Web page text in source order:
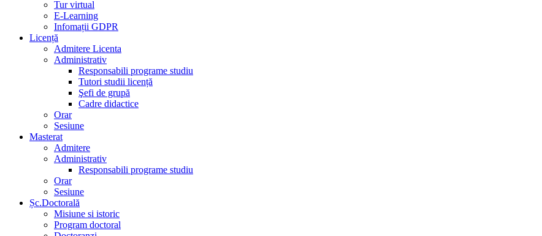
Tur virtual
E-Learning
Infomații GDPR
Licență
Admitere Licenta
Administrativ
Responsabili programe studiu
Tutori studii licență
Şefi de grupă
Cadre didactice
Orar
Sesiune
Masterat
Admitere
Administrativ
Responsabili programe studiu
Orar
Sesiune
Șc.Doctorală
Misiune si istoric
Program doctoral